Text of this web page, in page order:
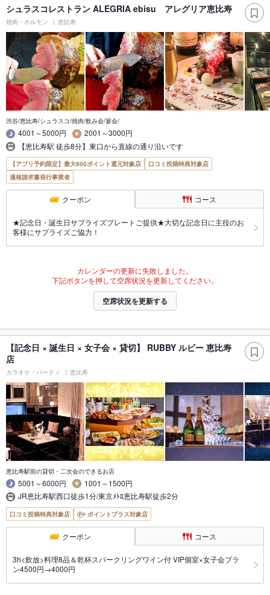
シュラスコレストラン ALEGRIA ebisu アレグリア恵比寿
焼肉・ホルモン 恵比寿
渋谷/恵比寿/シュラスコ/焼肉/飲み会/宴会/
4001～5000円
2001～3000円
【恵比寿駅 徒歩8分】東口から直線の通り沿いです
【アプリ予約限定】最大800ポイント還元対象店
口コミ投稿特典対象店
適格請求書発行事業者
クーポン コース
★記念日・誕生日サプライズプレートご提供★大切な記念日に主役のお
客様にサプライズご協力！
カレンダーの更新に失敗しました。
下記ボタンを押して空席状況を更新してください。
空席状況を更新する
【記念日 × 誕生日 × 女子会 × 貸切】 RUBBY ルビー 恵比寿
店
カラオケ・パーティ 恵比寿
恵比寿駅前の貸切・二次会のできるお店
5001～6000円
1001～1500円
JR恵比寿駅西口徒歩1分/東京ﾒﾄﾛ恵比寿駅徒歩2分
口コミ投稿特典対象店 ポイントプラス対象店
クーポン コース
3h<飲放>料理8品＆乾杯スパークリングワイン付 VIP個室×女子会プラ
ン4500円→4000円